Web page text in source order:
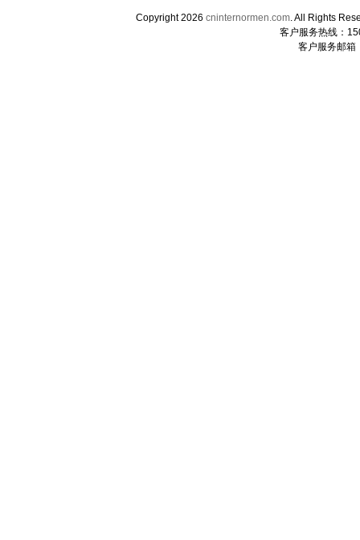
Copyright 2026 cninternormen.com. All Rights
客户服务热线：
客户服务邮箱